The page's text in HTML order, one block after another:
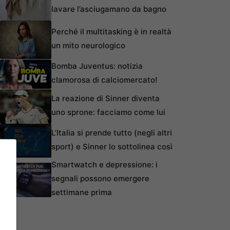
lavare l’asciugamano da bagno
Perché il multitasking è in realtà
un mito neurologico
Bomba Juventus: notizia
clamorosa di calciomercato!
La reazione di Sinner diventa
uno sprone: facciamo come lui
L’Italia si prende tutto (negli altri
sport) e Sinner lo sottolinea così
Smartwatch e depressione: i
segnali possono emergere
settimane prima